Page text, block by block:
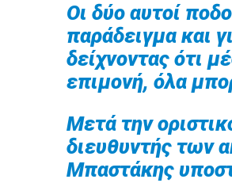
Οι δύο αυτοί
παράδειγμα και
δείχνοντας ότι
επιμονή, όλα
Μετά την
διευθυντής των
Μπαστάκης